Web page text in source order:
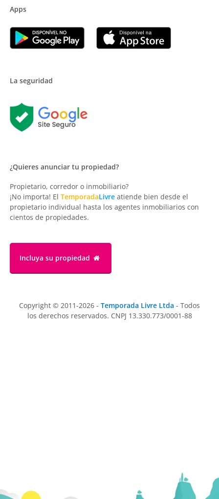
Apps
La seguridad
¿Quieres anunciar tu propiedad?
Propietario, corredor o inmobiliario?
¡No importa! El TemporadaLivre atiende bien desde el
propietario individual hasta los agentes inmobiliarios con
cientos de propiedades.
Incluya su propiedad
Copyright © 2011-2026 - Temporada Livre Ltda - Todos
los derechos reservados. CNPJ 13.330.773/0001-88